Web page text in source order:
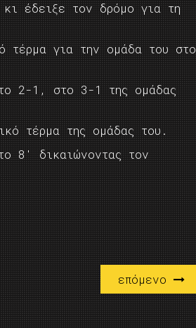
έδειξε τον δρόμο για τη
τέρμα για την ομάδα του στο
2-1, στο 3-1 της ομάδας
τέρμα της ομάδας του.
8′ δικαιώνοντας τον
επόμενο